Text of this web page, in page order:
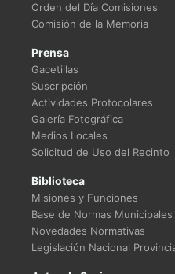
Orden del Día Comisiones
Comisión de la Memoria
Prensa
Gacetillas
Suscripción
Actividades Protocolares
Galería Fotográfica
Medios Locales
Solicitud de Uso del Recinto
Biblioteca
Misiones y Funciones
Base de Normas Municipales
Novedades Normativas
Legislación Nacional